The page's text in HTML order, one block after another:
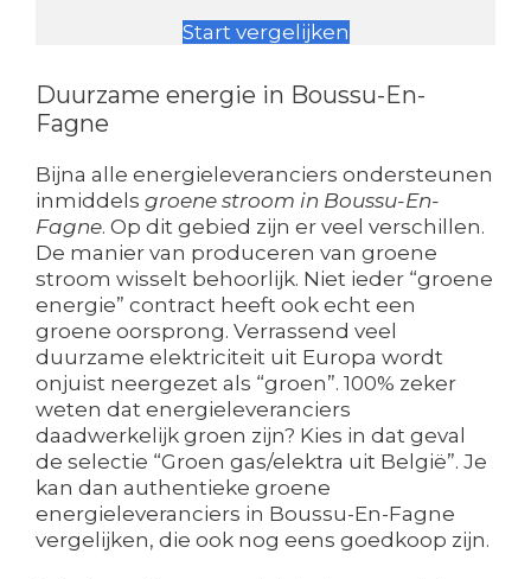
Start vergelijken
Duurzame energie in Boussu-En-
Fagne
Bijna alle energieleveranciers ondersteunen
inmiddels groene stroom in Boussu-En-
Fagne. Op dit gebied zijn er veel verschillen.
De manier van produceren van groene
stroom wisselt behoorlijk. Niet ieder “groene
energie” contract heeft ook echt een
groene oorsprong. Verrassend veel
duurzame elektriciteit uit Europa wordt
onjuist neergezet als “groen”. 100% zeker
weten dat energieleveranciers
daadwerkelijk groen zijn? Kies in dat geval
de selectie “Groen gas/elektra uit België”. Je
kan dan authentieke groene
energieleveranciers in Boussu-En-Fagne
vergelijken, die ook nog eens goedkoop zijn.